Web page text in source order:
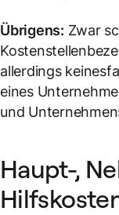
Übrigens: Zwar
allerdings
eines
und
Haupt-,